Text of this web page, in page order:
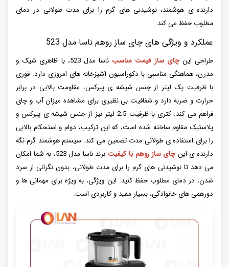
دارنده ی هوشمند، نوشیدنی های گرم را برای مدت طولانی در دمای
مطلوب حفظ می کند.
عملکرد و ویژگی های چای ساز روهم ناسا مدل 523
طراحی این چای ساز قیمت مناسب
ناسا مدل 523، با ظاهری شیک و
مدرن، هماهنگی مناسبی با دکوراسیون آشپزخانه های امروزی دارد. قوری
با ظرفیت یک لیتر از جنس شیشه ی پیرکس، مقاومت بالایی در برابر
حرارت و ضربه دارد و شفافیت بی نظیری برای مشاهده میزان آب و چای
فراهم می کند. کتری با ظرفیت 2.5 لیتر نیز از جنس شیشه ی پیرکس و
پلاستیک مقاوم ساخته شده است، که این ترکیب، دوام و استحکام بالایی
را برای استفاده ی طولانی مدت تضمین می کند. سیستم هوشمند گرم نگه
دارنده ی این چای ساز روهم با کیفیت
برند ناسا مدل 523، به شما امکان
می دهد تا نوشیدنی های گرم را برای مدت طولانی، بدون نگرانی از سرد
شدن، در دمای مطلوب حفظ کنید. این ویژگی، به ویژه برای مهمانی ها و
دورهمی های خانوادگی، بسیار مفید و کاربردی است.